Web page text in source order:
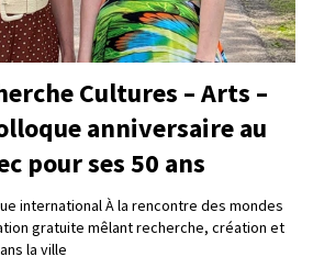
Cultures – Arts –
anniversaire au
pour ses 50 ans
international À la rencontre des mondes
gratuite mêlant recherche, création et
la ville